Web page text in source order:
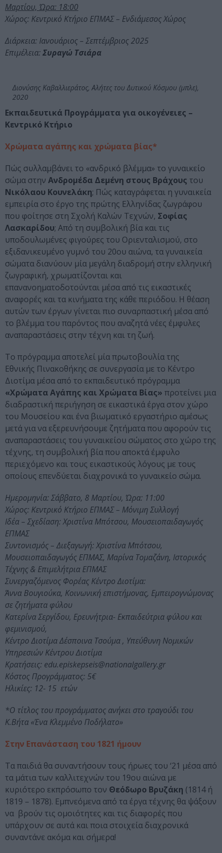
Μαρτίου, Ώρα: 18:00
Χώρος: Κεντρικό Κτήριο ΕΠΜΑΣ – Ενδιάμεσος Χώρος
Διάρκεια: Ιανουάριος – Σεπτέμβριος 2025
Επιμέλεια: Συραγώ Τσιάρα
Διονύσης Καβαλλιεράτος, Αλήτες του Δυτικού Κόσμου (μπλε),
2020
Εκπαιδευτικά Προγράμματα για οικογένειες –
Κεντρικό Κτήριο
Χρώματα αγάπης και χρώματα βίας*
Πώς συλλαμβάνει το «ανδρικό βλέμμα» το γυναικείο
σώμα στην Ανδρομέδα Δεμένη στους Βράχους του
Νικόλαου Κουνελάκη; Πώς καταγράφεται η γυναικεία
εμπειρία στο έργο της πρώτης Ελληνίδας ζωγράφου
που φοίτησε στη Σχολή Καλών Τεχνών, Σοφίας
Λασκαρίδου; Από τη συμβολική βία και τις
υποδουλωμένες φιγούρες του Οριενταλισμού, στο
εξιδανικευμένο γυμνό του 20ου αιώνα, τα γυναικεία
σώματα διανύουν μία μεγάλη διαδρομή στην ελληνική
ζωγραφική, χρωματίζονται και
επανανοηματοδοτούνται μέσα από τις εικαστικές
αναφορές και τα κινήματα της κάθε περιόδου. Η θέαση
αυτών των έργων γίνεται πιο συναρπαστική μέσα από
το βλέμμα του παρόντος που αναζητά νέες έμφυλες
αναπαραστάσεις στην τέχνη και τη ζωή.
Το πρόγραμμα αποτελεί μία πρωτοβουλία της
Εθνικής Πινακοθήκης σε συνεργασία με το Κέντρο
Διοτίμα μέσα από το εκπαιδευτικό πρόγραμμα
«Χρώματα Αγάπης και Χρώματα Βίας» προτείνει μια
διαδραστική περιήγηση σε εικαστικά έργα στον χώρο
του Μουσείου και ένα βιωματικό εργαστήριο αμέσως
μετά για να εξερευνήσουμε ζητήματα που αφορούν τις
αναπαραστάσεις του γυναικείου σώματος στο χώρο της
τέχνης, τη συμβολική βία που αποκτά έμφυλο
περιεχόμενο και τους εικαστικούς λόγους με τους
οποίους επενδύεται διαχρονικά το γυναικείο σώμα.
Ημερομηνία: Σάββατο, 8 Μαρτίου, Ώρα: 11:00
Χώρος: Κεντρικό Κτήριο ΕΠΜΑΣ – Μόνιμη Συλλογή
Ιδέα – Σχεδίαση: Χριστίνα Μπότσου, Μουσειοπαιδαγωγός
ΕΠΜΑΣ
Συντονισμός – Διεξαγωγή: Χριστίνα Μπότσου,
Μουσειοπαιδαγωγός ΕΠΜΑΣ, Μαρίνα Τομαζάνη, Ιστορικός
Τέχνης & Επιμελήτρια ΕΠΜΑΣ
Συνεργαζόμενος Φορέας Κέντρο Διοτίμα:
Άννα Βουγιούκα, Κοινωνική επιστήμονας, Εμπειρογνώμονας
σε ζητήματα φύλου
Κατερίνα Σεργίδου, Ερευνήτρια- Εκπαιδεύτρια φύλου και
φεμινισμού,
Κέντρο Διοτίμα Δέσποινα Τσούμα , Υπεύθυνη Νομικών
Υπηρεσιών Κέντρου Διοτίμα
Κρατήσεις: edu.episkepseis@nationalgallery.gr
Κόστος Προγράμματος: 5€
Ηλικίες: 12- 15 ετών
*Ο τίτλος του προγράμματος ανήκει στο τραγούδι του
Κ.Βήτα «Ένα Κλεμμένο Ποδήλατο»
Στην Επανάσταση του 1821 ήμουν
Τα παιδιά θα συναντήσουν τους ήρωες του ‘21 μέσα από
τα μάτια των καλλιτεχνών του 19ου αιώνα με
κυριότερο εκπρόσωπο τον Θεόδωρο Βρυζάκη (1814 ή
1819 – 1878). Εμπνεόμενα από τα έργα τέχνης θα ψάξουν
να βρούν τις ομοιότητες και τις διαφορές που
υπάρχουν σε αυτά και ποια στοιχεία διαχρονικά
συναντάνε ακόμα και σήμερα!